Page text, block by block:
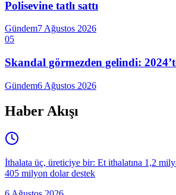
Polisevine tatlı sattı
Gündem7 Ağustos 2026
05
Skandal görmezden gelindi:
Gündem6 Ağustos 2026
Haber Akışı
İthalata üç, üreticiye bir: Et ithalatına 1,2
405 milyon dolar destek